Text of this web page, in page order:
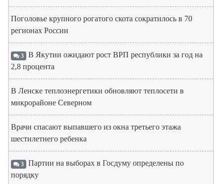
Поголовье крупного рогатого скота сократилось в 70
регионах России
3 В Якутии ожидают рост ВРП республики за год на
2,8 процента
В Ленске теплоэнергетики обновляют теплосети в
микрорайоне Северном
Врачи спасают выпавшего из окна третьего этажа
шестилетнего ребенка
3 Партии на выборах в Госдуму определены по
порядку